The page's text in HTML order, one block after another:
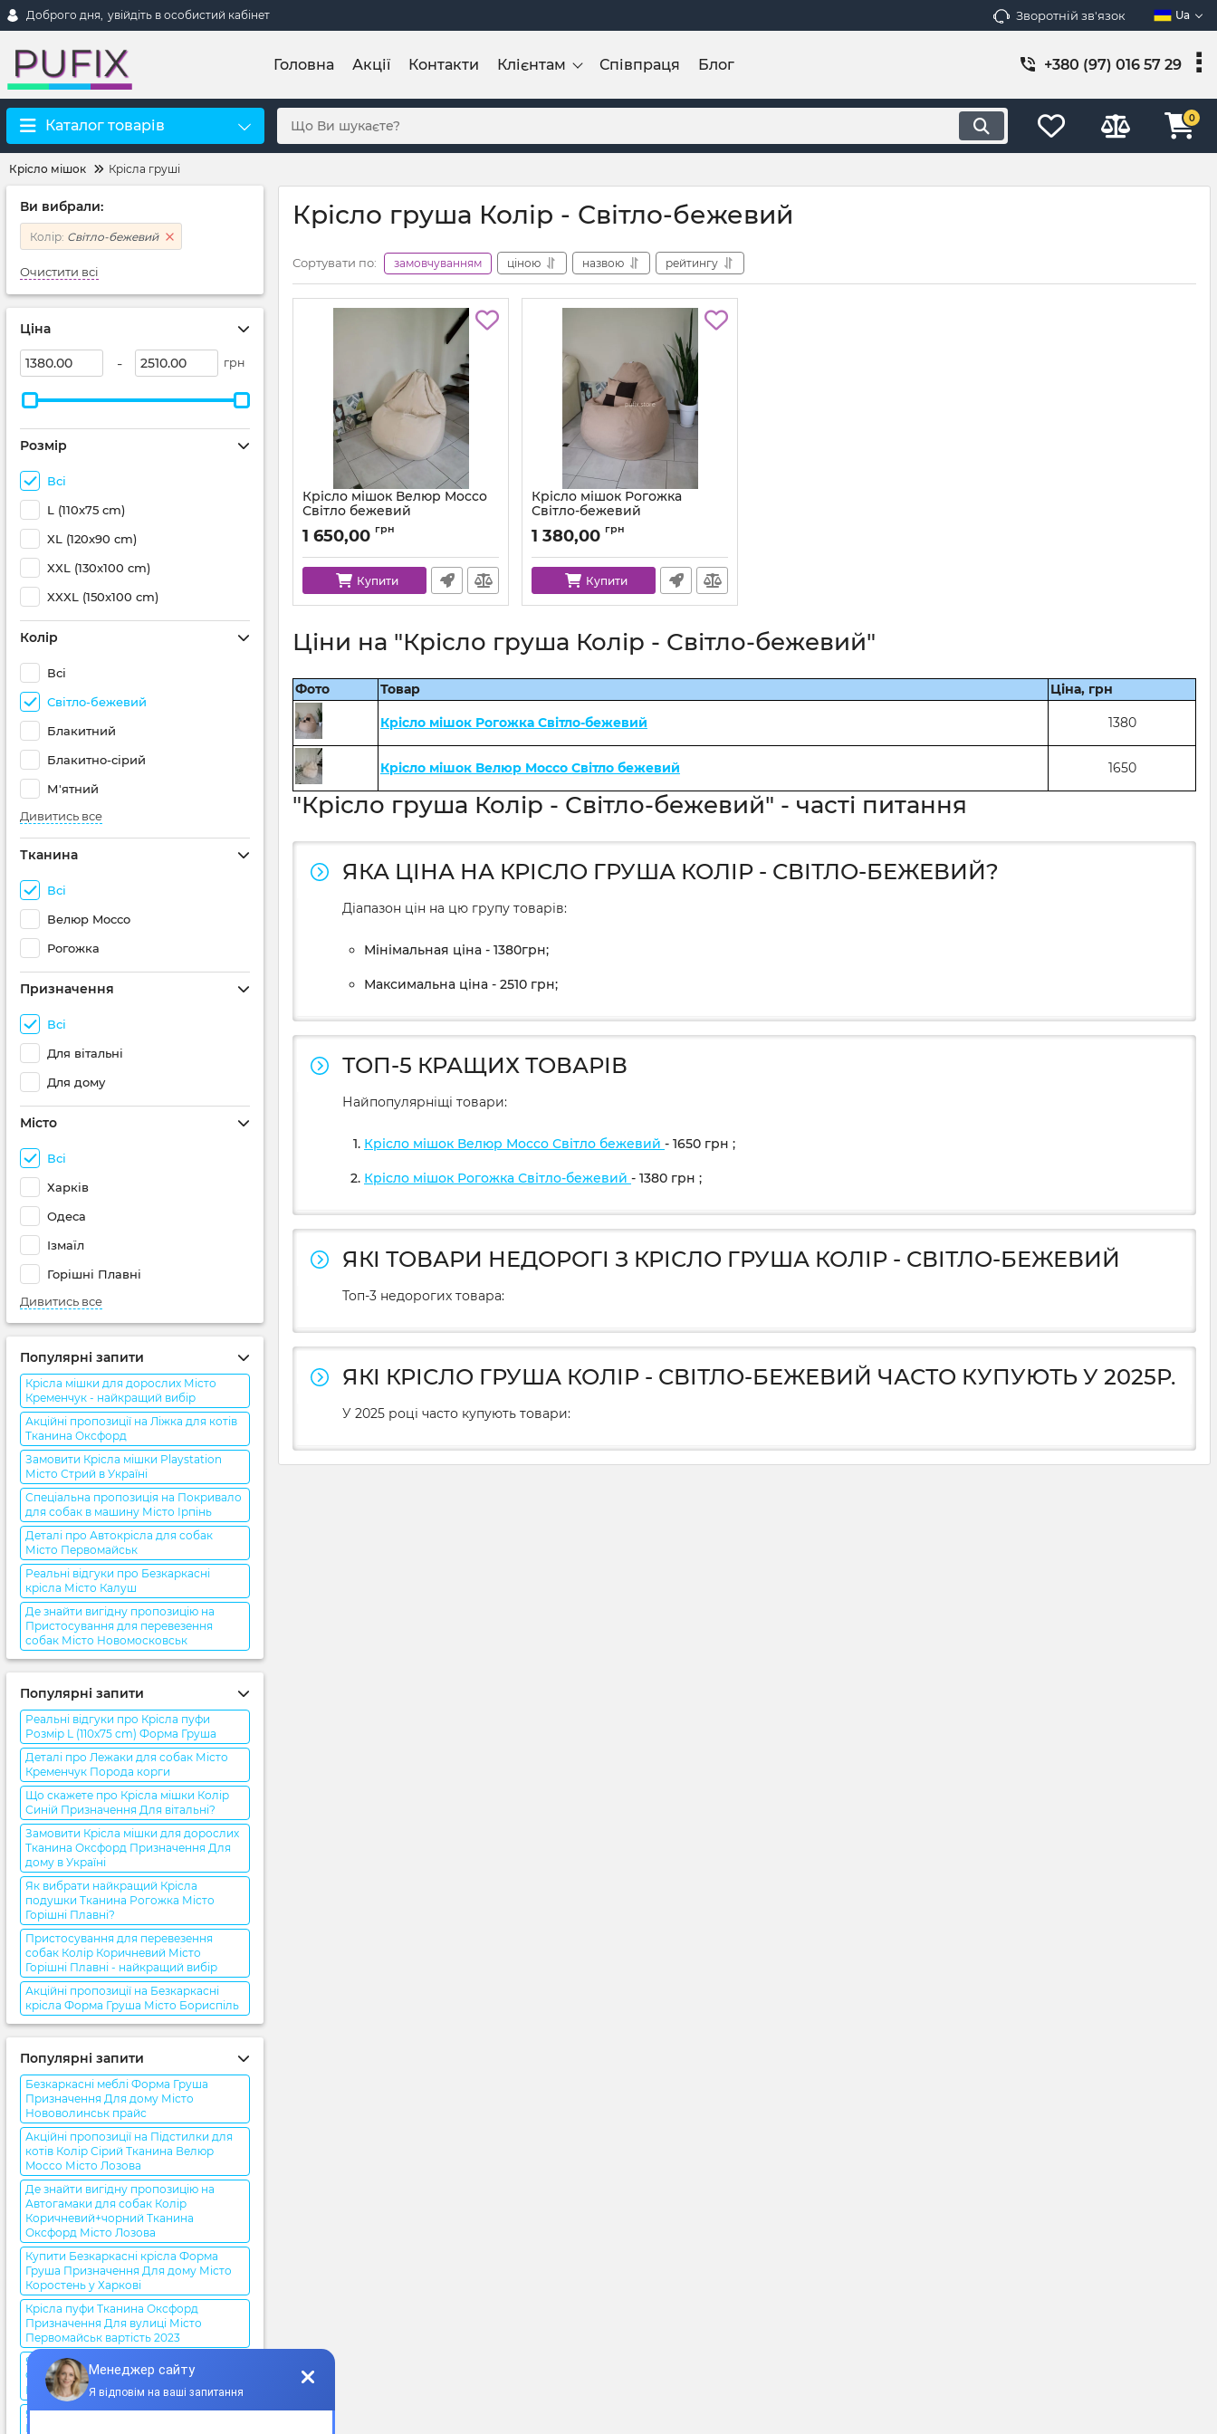
Доброго дня, увійдіть в особистий кабінет Зворотній зв'язок Ua
Головна Акції Контакти Клієнтам Співпраця Блог +380 (97) 016 57 29
Каталог товарів 0
Крісло мішок Крісла груші
Ви вибрали:
Колір: Світло-бежевий
Очистити всі
Ціна
- грн
Розмір
Всі
L (110x75 cm)
XL (120x90 cm)
XXL (130x100 cm)
XXXL (150x100 cm)
Колір
Всі
Світло-бежевий
Блакитний
Блакитно-сірий
М'ятний
Дивитись все
Тканина
Всі
Велюр Mocco
Рогожка
Призначення
Всі
Для вітальні
Для дому
Місто
Всі
Харків
Одеса
Ізмаїл
Горішні Плавні
Дивитись все
Популярні запити
Крісла мішки для дорослих Місто
Кременчук - найкращий вибір
Акційні пропозиції на Ліжка для котів
Тканина Оксфорд
Замовити Крісла мішки Playstation
Місто Стрий в Україні
Спеціальна пропозиція на Покривало
для собак в машину Місто Ірпінь
Деталі про Автокрісла для собак
Місто Первомайськ
Реальні відгуки про Безкаркасні
крісла Місто Калуш
Де знайти вигідну пропозицію на
Пристосування для перевезення
собак Місто Новомосковськ
Популярні запити
Реальні відгуки про Крісла пуфи
Розмір L (110x75 cm) Форма Груша
Деталі про Лежаки для собак Місто
Кременчук Порода корги
Що скажете про Крісла мішки Колір
Синій Призначення Для вітальні?
Замовити Крісла мішки для дорослих
Тканина Оксфорд Призначення Для
дому в Україні
Як вибрати найкращий Крісла
подушки Тканина Рогожка Місто
Горішні Плавні?
Пристосування для перевезення
собак Колір Коричневий Місто
Горішні Плавні - найкращий вибір
Акційні пропозиції на Безкаркасні
крісла Форма Груша Місто Бориспіль
Популярні запити
Безкаркасні меблі Форма Груша
Призначення Для дому Місто
Нововолинськ прайс
Акційні пропозиції на Підстилки для
котів Колір Сірий Тканина Велюр
Mocco Місто Лозова
Де знайти вигідну пропозицію на
Автогамаки для собак Колір
Коричневий+чорний Тканина
Оксфорд Місто Лозова
Купити Безкаркасні крісла Форма
Груша Призначення Для дому Місто
Коростень у Харкові
Крісла пуфи Тканина Оксфорд
Призначення Для вулиці Місто
Первомайськ вартість 2023
Як вибрати найкращий Крісла мішки
Форма Груша Призначення Для дому
Місто Конотоп?
Яка ціна на Лежанки для котів Колір
Ізумруд Тканина Велюр Malcolm
Крісло груша Колір - Світло-бежевий
Сортувати по: замовчуванням ціною назвою рейтингу
Крісло мішок Велюр Mocco
Світло бежевий
Артикул: km-mocco-2-l
1 650,00 грн
Купити
Крісло мішок Рогожка
Світло-бежевий
Артикул: km-lux-34-l
1 380,00 грн
Купити
Ціни на "Крісло груша Колір - Світло-бежевий"
Фото Товар Ціна, грн
Крісло мішок Рогожка Світло-бежевий 1380
Крісло мішок Велюр Mocco Світло бежевий 1650
"Крісло груша Колір - Світло-бежевий" - часті питання
ЯКА ЦІНА НА КРІСЛО ГРУША КОЛІР - СВІТЛО-БЕЖЕВИЙ?
Діапазон цін на цю групу товарів:
Мінімальная ціна - 1380грн;
Максимальна ціна - 2510 грн;
ТОП-5 КРАЩИХ ТОВАРІВ
Найпопулярніщі товари:
Крісло мішок Велюр Mocco Світло бежевий - 1650 грн ;
Крісло мішок Рогожка Світло-бежевий - 1380 грн ;
ЯКІ ТОВАРИ НЕДОРОГІ З КРІСЛО ГРУША КОЛІР - СВІТЛО-БЕЖЕВИЙ
Топ-3 недорогих товара:
ЯКІ КРІСЛО ГРУША КОЛІР - СВІТЛО-БЕЖЕВИЙ ЧАСТО КУПУЮТЬ У 2025Р.
У 2025 році часто купують товари: